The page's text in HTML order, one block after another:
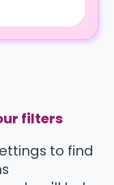
filters.
to find